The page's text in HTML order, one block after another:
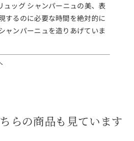
ュッグ シャンパーニュの美、表
するのに必要な時間を絶対的に
ャンパーニュを造りあげていま
らの商品も見ています